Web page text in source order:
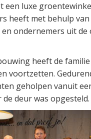
een luxe
heeft met behulp van
ondernemers uit de
heeft de
voortzetten.
geholpen vanuit
deur was opgesteld.